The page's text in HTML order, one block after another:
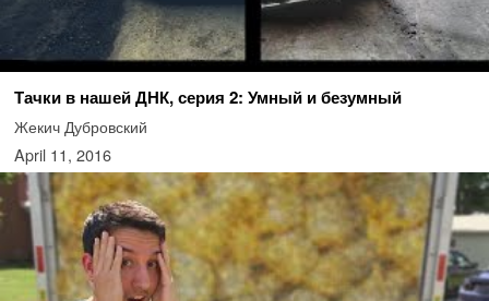
Тачки в нашей ДНК, серия 2: Умный и безумный
Жекич Дубровский
April 11, 2016